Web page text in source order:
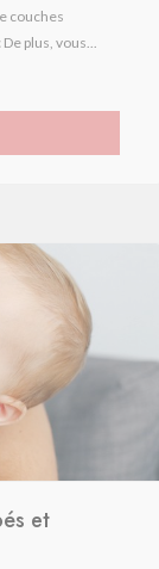
couches
plus, vous...
et